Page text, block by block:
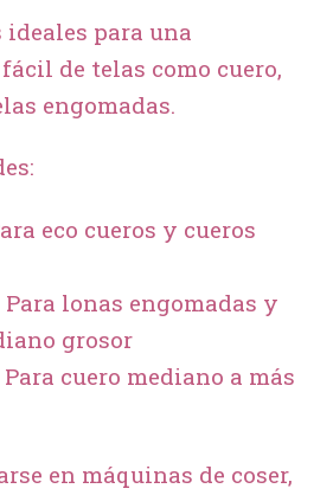
ideales para una
de telas como cuero,
engomadas.
eco cueros y cueros
Para lonas engomadas y
grosor
Para cuero mediano a más
en máquinas de coser,